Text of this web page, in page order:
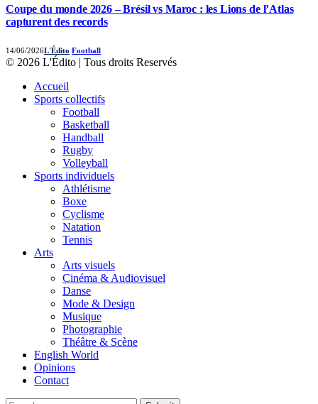
Coupe du monde 2026 – Brésil vs Maroc : les Lions de l’Atlas
capturent des records
14/06/2026L'Édito Football
© 2026 L'Édito | Tous droits Reservés
Accueil
Sports collectifs
Football
Basketball
Handball
Rugby
Volleyball
Sports individuels
Athlétisme
Boxe
Cyclisme
Natation
Tennis
Arts
Arts visuels
Cinéma & Audiovisuel
Danse
Mode & Design
Musique
Photographie
Théâtre & Scène
English World
Opinions
Contact